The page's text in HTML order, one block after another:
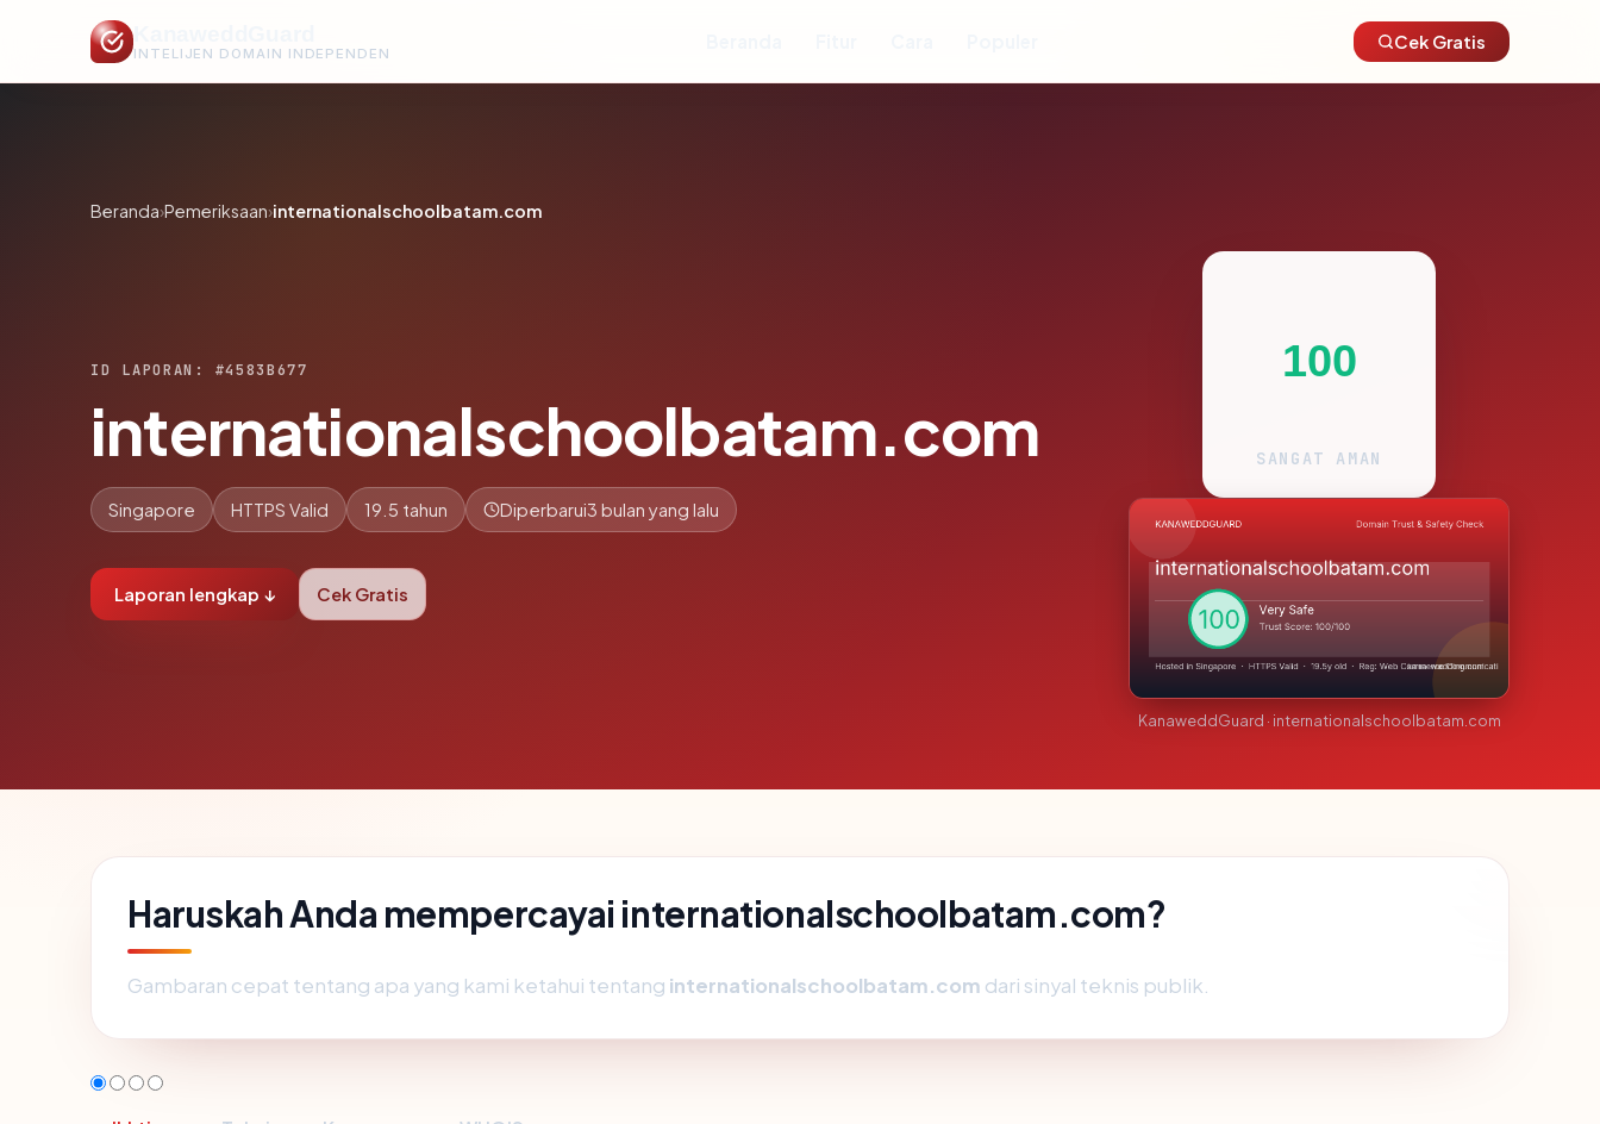
INTELIJEN DOMAIN INDEPENDEN
Cek Gratis
Beranda›Pemeriksaan›internationalschoolbatam.com
ID LAPORAN: #4583B677
internationalschoolbatam.com
Singapore HTTPS Valid 19.5 tahun Diperbarui3 bulan yang lalu
Laporan lengkap ↓ Cek Gratis
100
SANGAT AMAN
KanaweddGuard · internationalschoolbatam.com
Haruskah Anda mempercayai internationalschoolbatam.com?
Gambaran cepat tentang apa yang kami ketahui tentang internationalschoolbatam.com dari sinyal teknis publik.